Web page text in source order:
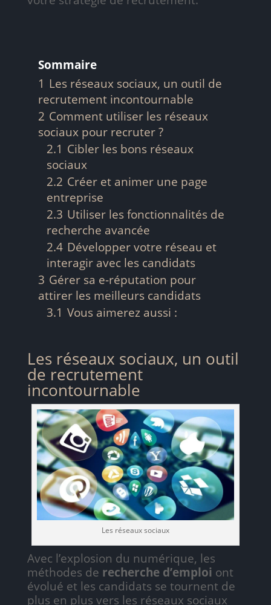
Sommaire
1 Les réseaux sociaux, un outil de
recrutement incontournable
2 Comment utiliser les réseaux
sociaux pour recruter ?
2.1 Cibler les bons réseaux
sociaux
2.2 Créer et animer une page
entreprise
2.3 Utiliser les fonctionnalités de
recherche avancée
2.4 Développer votre réseau et
interagir avec les candidats
3 Gérer sa e-réputation pour
attirer les meilleurs candidats
3.1 Vous aimerez aussi :
Les réseaux sociaux, un outil
de recrutement
incontournable
Les réseaux sociaux
Avec l’explosion du numérique, les
méthodes de recherche d’emploi ont
évolué et les candidats se tournent de
plus en plus vers les réseaux sociaux